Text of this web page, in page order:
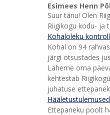
Esimees Henn
Suur tänu! Olen
Riigikogu kodu- ja
Kohaloleku kontroll
Kohal on 94
järgi otsustades
Läheme oma
kehtestab
juhatuse
Hääletustulemused
Ettepaneku poolt